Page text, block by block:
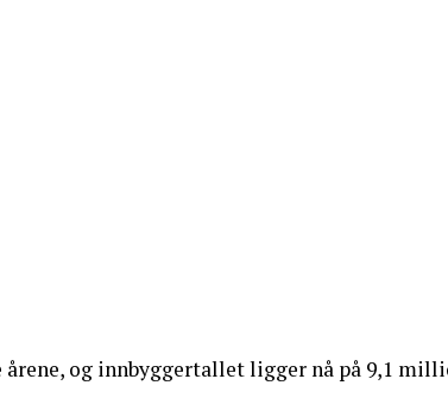
og innbyggertallet ligger nå på 9,1